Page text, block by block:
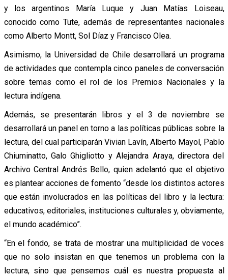
y los argentinos María Luque y Juan Matías Loiseau,
conocido como Tute, además de representantes nacionales
como Alberto Montt, Sol Díaz y Francisco Olea.
Asimismo, la Universidad de Chile desarrollará un programa
de actividades que contempla cinco paneles de conversación
sobre temas como el rol de los Premios Nacionales y la
lectura indígena.
Además, se presentarán libros y el 3 de noviembre se
desarrollará un panel en torno a las políticas públicas sobre la
lectura, del cual participarán Vivian Lavín, Alberto Mayol, Pablo
Chiuminatto, Galo Ghigliotto y Alejandra Araya, directora del
Archivo Central Andrés Bello, quien adelantó que el objetivo
es plantear acciones de fomento “desde los distintos actores
que están involucrados en las políticas del libro y la lectura:
educativos, editoriales, instituciones culturales y, obviamente,
el mundo académico”.
“En el fondo, se trata de mostrar una multiplicidad de voces
que no solo insistan en que tenemos un problema con la
lectura, sino que pensemos cuál es nuestra propuesta al